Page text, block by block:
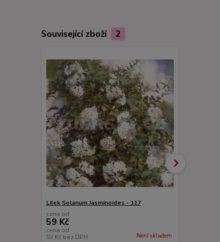
Související zboží 2
Lilek Solanum Jasminoides - 117
cena od
59 Kč
cena od
53 Kč bez DPH Není skladem